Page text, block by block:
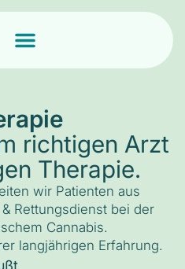
richtigen Arzt
Therapie.
wir Patienten aus
Rettungsdienst bei der
Cannabis.
langjährigen Erfahrung.